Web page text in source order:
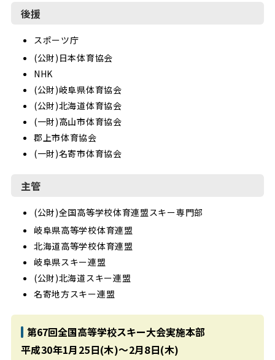
後援
スポーツ庁
(公財)日本体育協会
NHK
(公財)岐阜県体育協会
(公財)北海道体育協会
(一財)高山市体育協会
郡上市体育協会
(一財)名寄市体育協会
主管
(公財)全国高等学校体育連盟スキー専門部
岐阜県高等学校体育連盟
北海道高等学校体育連盟
岐阜県スキー連盟
(公財)北海道スキー連盟
名寄地方スキー連盟
第67回全国高等学校スキー大会実施本部
平成30年1月25日(木)～2月8日(木)